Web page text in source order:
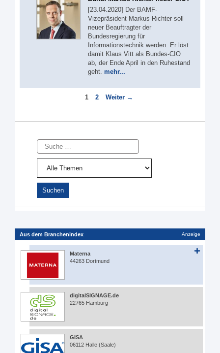
[23.04.2020] Der BAMF-
Vizepräsident Markus Richter soll
neuer Beauftragter der
Bundesregierung für
Informationstechnik werden. Er löst
damit Klaus Vitt als Bundes-CIO
ab, der Ende April in den Ruhestand
geht. mehr...
Seite
1 Seite
2 Weiter →
Suche
Aus dem Branchenindex Anzeige
Materna
44263 Dortmund
digitalSIGNAGE.de
22765 Hamburg
GISA
06112 Halle (Saale)